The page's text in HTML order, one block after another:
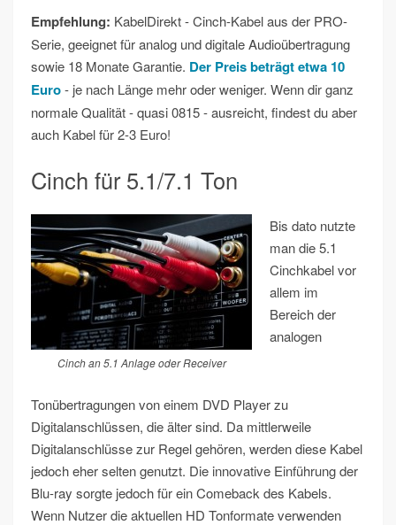
Empfehlung: KabelDirekt - Cinch-Kabel aus der PRO-
Serie, geeignet für analog und digitale Audioübertragung
sowie 18 Monate Garantie. Der Preis beträgt etwa 10
Euro- je nach Länge mehr oder weniger. Wenn dir ganz
normale Qualität - quasi 0815 - ausreicht, findest du aber
auch Kabel für 2-3 Euro!
Cinch für 5.1/7.1 Ton
Cinch an 5.1 Anlage oder Receiver
Bis dato nutzte
man die 5.1
Cinchkabel vor
allem im
Bereich der
analogen
Tonübertragungen von einem DVD Player zu
Digitalanschlüssen, die älter sind. Da mittlerweile
Digitalanschlüsse zur Regel gehören, werden diese Kabel
jedoch eher selten genutzt. Die innovative Einführung der
Blu-ray sorgte jedoch für ein Comeback des Kabels.
Wenn Nutzer die aktuellen HD Tonformate verwenden